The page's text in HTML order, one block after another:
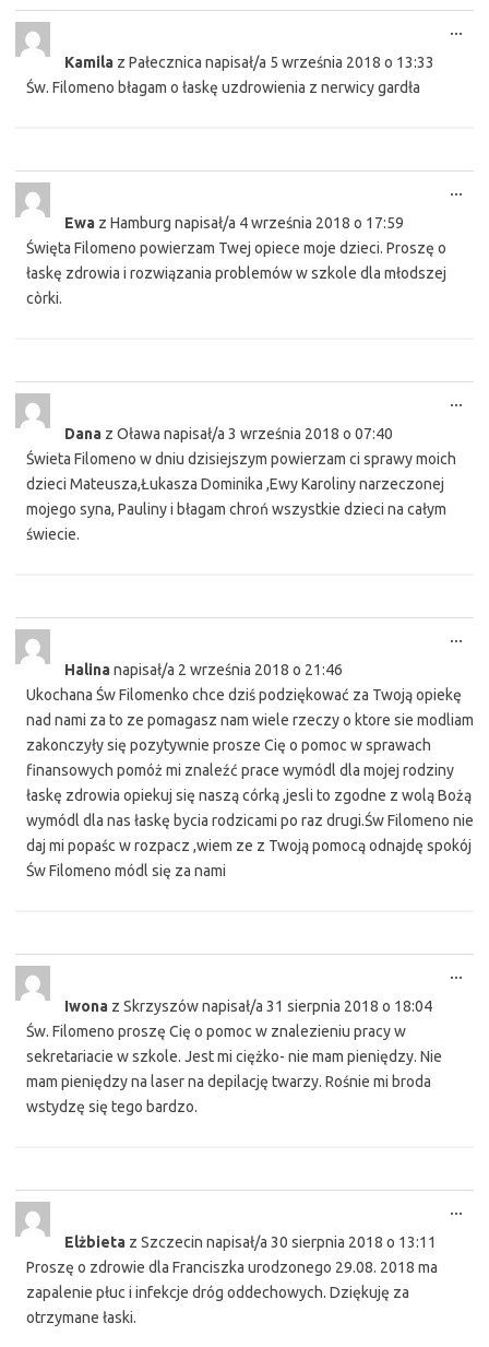
Kamila z Pałecznica napisał/a 5 września 2018 o 13:33
Św. Filomeno błagam o łaskę uzdrowienia z nerwicy gardła
...
Ewa z Hamburg napisał/a 4 września 2018 o 17:59
Święta Filomeno powierzam Twej opiece moje dzieci. Proszę o
łaskę zdrowia i rozwiązania problemów w szkole dla młodszej
còrki.
...
Dana z Oława napisał/a 3 września 2018 o 07:40
Świeta Filomeno w dniu dzisiejszym powierzam ci sprawy moich
dzieci Mateusza,Łukasza Dominika ,Ewy Karoliny narzeczonej
mojego syna, Pauliny i błagam chroń wszystkie dzieci na całym
świecie.
...
Halinanapisał/a 2 września 2018 o 21:46
Ukochana Św Filomenko chce dziś podziękować za Twoją opiekę
nad nami za to ze pomagasz nam wiele rzeczy o ktore sie modliam
zakonczyły się pozytywnie prosze Cię o pomoc w sprawach
finansowych pomóż mi znaleźć prace wymódl dla mojej rodziny
łaskę zdrowia opiekuj się naszą córką ,jesli to zgodne z wolą Bożą
wymódl dla nas łaskę bycia rodzicami po raz drugi.Św Filomeno nie
daj mi popaśc w rozpacz ,wiem ze z Twoją pomocą odnajdę spokój
Św Filomeno módl się za nami
...
Iwona z Skrzyszównapisał/a 31 sierpnia 2018 o 18:04
Św. Filomeno proszę Cię o pomoc w znalezieniu pracy w
sekretariacie w szkole. Jest mi ciężko- nie mam pieniędzy. Nie
mam pieniędzy na laser na depilację twarzy. Rośnie mi broda
wstydzę się tego bardzo.
...
Elżbieta z Szczecin napisał/a 30 sierpnia 2018 o 13:11
Proszę o zdrowie dla Franciszka urodzonego 29.08. 2018 ma
zapalenie płuc i infekcje dróg oddechowych. Dziękuję za
otrzymane łaski.
...